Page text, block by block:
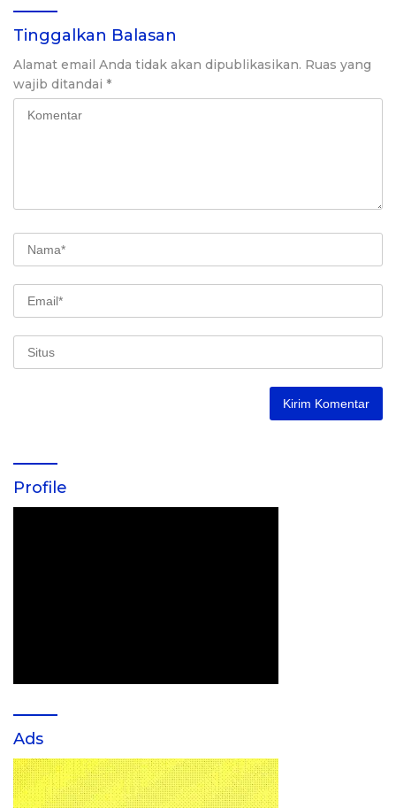
Tinggalkan Balasan
Alamat email Anda tidak akan dipublikasikan. Ruas yang
wajib ditandai *
Profile
Ads